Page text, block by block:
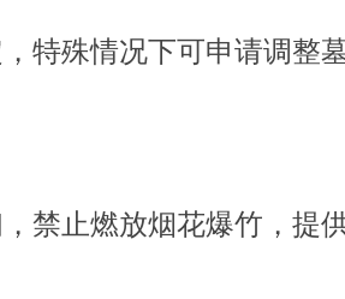
特殊情况下可申请调整
禁止燃放烟花爆竹，提